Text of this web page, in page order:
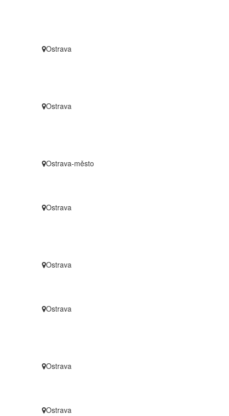
Ostrava
Ostrava
Ostrava-město
Ostrava
Ostrava
Ostrava
Ostrava
Ostrava